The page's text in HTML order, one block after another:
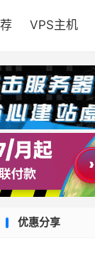
VPS主机
优惠分享